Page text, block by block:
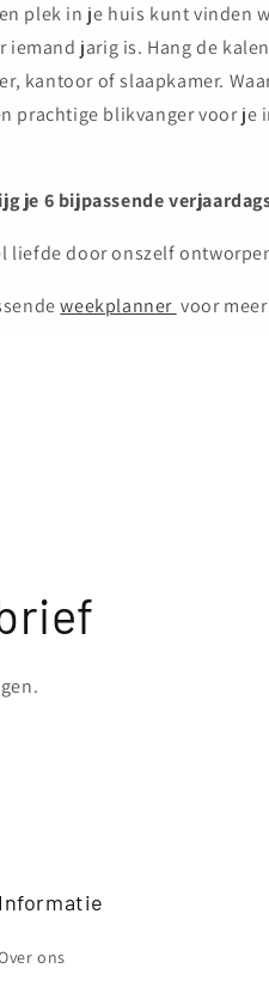
plek in je huis kunt vinden
jarig is. Hang de
kantoor of slaapkamer.
prachtige blikvanger voor je
je 6 bijpassende
liefde door onszelf
weekplanner voor
Informatie
ons